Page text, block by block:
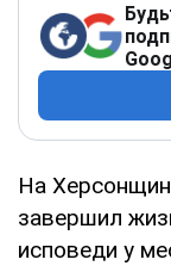
На
завершил
исповеди у